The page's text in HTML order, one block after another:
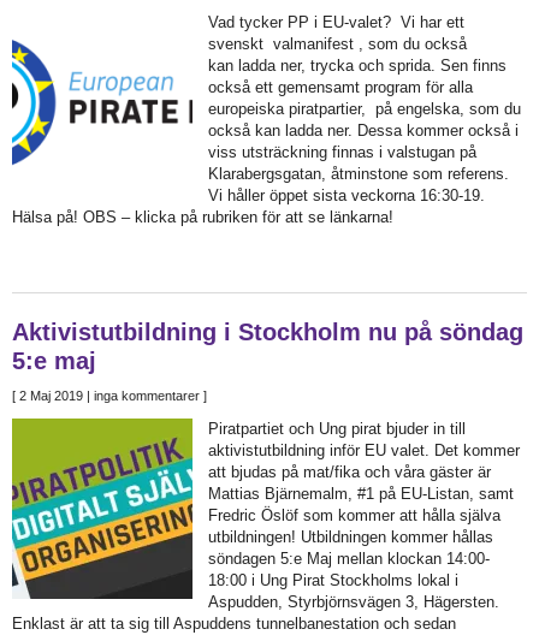
Vad tycker PP i EU-valet? Vi har ett
svenskt valmanifest , som du också
kan ladda ner, trycka och sprida. Sen finns
också ett gemensamt program för alla
europeiska piratpartier, på engelska, som du
också kan ladda ner. Dessa kommer också i
viss utsträckning finnas i valstugan på
Klarabergsgatan, åtminstone som referens.
Vi håller öppet sista veckorna 16:30-19.
Hälsa på! OBS – klicka på rubriken för att se länkarna!
Aktivistutbildning i Stockholm nu på söndag
5:e maj
[ 2 Maj 2019 | inga kommentarer ]
Piratpartiet och Ung pirat bjuder in till
aktivistutbildning inför EU valet. Det kommer
att bjudas på mat/fika och våra gäster är
Mattias Bjärnemalm, #1 på EU-Listan, samt
Fredric Öslöf som kommer att hålla själva
utbildningen! Utbildningen kommer hållas
söndagen 5:e Maj mellan klockan 14:00-
18:00 i Ung Pirat Stockholms lokal i
Aspudden, Styrbjörnsvägen 3, Hägersten.
Enklast är att ta sig till Aspuddens tunnelbanestation och sedan